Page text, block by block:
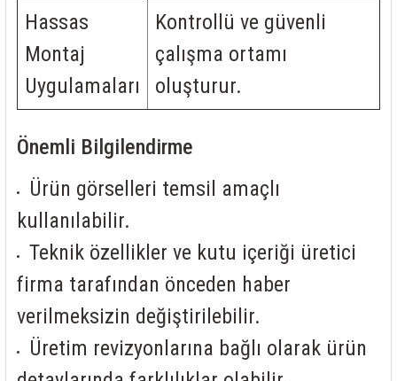
Hassas
Montaj
Uygulamaları
Kontrollü ve güvenli
çalışma ortamı
oluşturur.
Önemli Bilgilendirme
Ürün görselleri temsil amaçlı
kullanılabilir.
Teknik özellikler ve kutu içeriği üretici
firma tarafından önceden haber
verilmeksizin değiştirilebilir.
Üretim revizyonlarına bağlı olarak ürün